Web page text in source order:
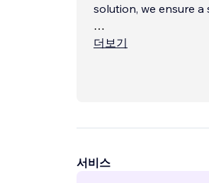
solution, we ensure
✅ Top Wix Partner |
더보기
서비스